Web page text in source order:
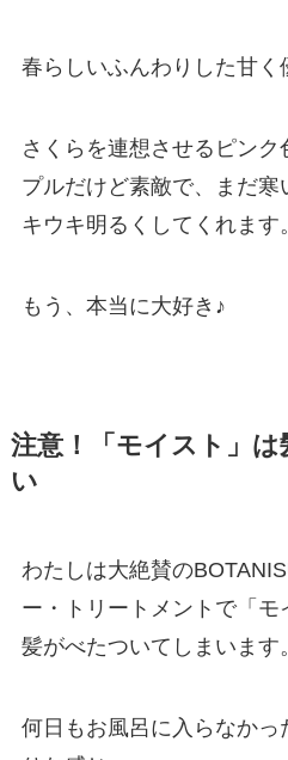
春らしいふんわりした甘く
さくらを連想させるピン
プルだけど素敵で、まだ寒
キウキ明るくしてくれます。
もう、本当に大好き♪
注意！「モイスト」
い
わたしは大絶賛の
ー・トリートメントで「モ
髪がべたついてしまいます。
何日もお風呂に入らなかっ